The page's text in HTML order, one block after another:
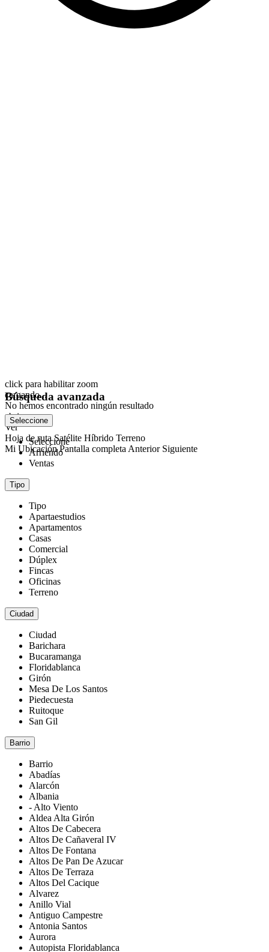
click para habilitar zoom
cargando...
No hemos encontrado ningún resultado
abrir mapa
Ver
Hoja de ruta Satélite Híbrido Terreno
Mi Ubicación Pantalla completa Anterior Siguiente
Búsqueda avanzada
Seleccione
Seleccione
Arriendo
Ventas
Tipo
Tipo
Apartaestudios
Apartamentos
Casas
Comercial
Dúplex
Fincas
Oficinas
Terreno
Ciudad
Ciudad
Barichara
Bucaramanga
Floridablanca
Girón
Mesa De Los Santos
Piedecuesta
Ruitoque
San Gil
Barrio
Barrio
Abadías
Alarcón
Albania
- Alto Viento
Aldea Alta Girón
Altos De Cabecera
Altos De Cañaveral IV
Altos De Fontana
Altos De Pan De Azucar
Altos De Terraza
Altos Del Cacique
Alvarez
Anillo Vial
Antiguo Campestre
Antonia Santos
Aurora
Autopista Floridablanca